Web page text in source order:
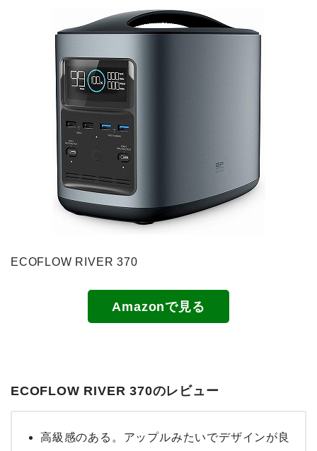
ECOFLOW RIVER 370
Amazonで見る
ECOFLOW RIVER 370のレビュー
高級感のある。アップルみたいでデザインが良